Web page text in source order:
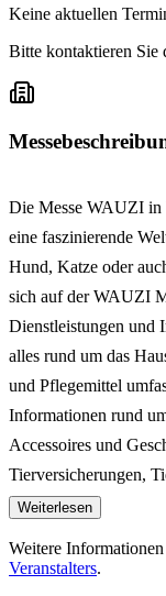
Keine aktuellen
Bitte kontaktieren Sie
Die Messe WAUZI in
eine faszinierende
Hund, Katze oder
sich auf der WAUZI
Dienstleistungen und
alles rund um das
und Pflegemittel
Informationen rund
Accessoires und
Tierversicherungen,
Tierbestattungen und
Tiermesse in Wissen ab.
Weiterlesen
Weitere
Veranstalters.